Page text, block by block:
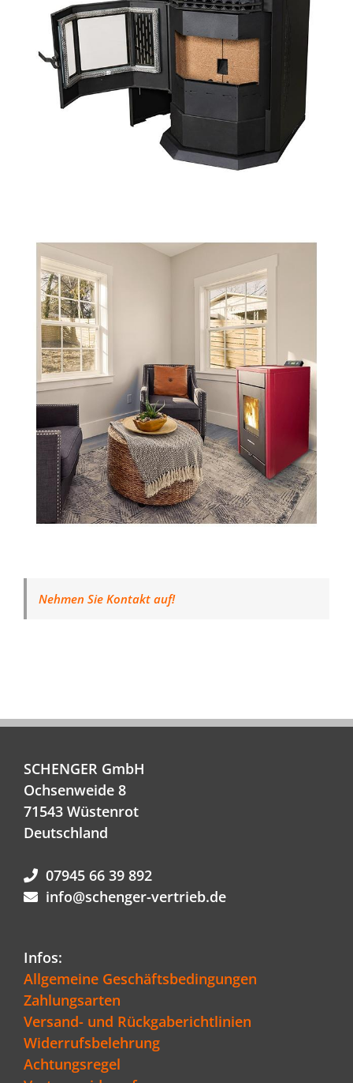
Nehmen Sie Kontakt auf!
SCHENGER GmbH
Ochsenweide 8
71543 Wüstenrot
Deutschland
07945 66 39 892
info@schenger-vertrieb.de
Infos:
Allgemeine Geschäftsbedingungen
Zahlungsarten
Versand- und Rückgaberichtlinien
Widerrufsbelehrung
Achtungsregel